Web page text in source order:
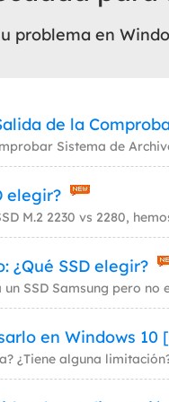
en
elegir?
¿Qué SSD elegir?
en Windows 10